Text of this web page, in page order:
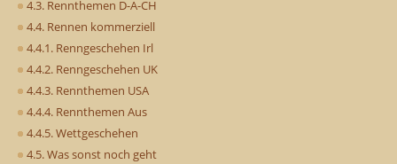
4.3. Rennthemen D-A-CH
4.4. Rennen kommerziell
4.4.1. Renngeschehen Irl
4.4.2. Renngeschehen UK
4.4.3. Rennthemen USA
4.4.4. Rennthemen Aus
4.4.5. Wettgeschehen
4.5. Was sonst noch geht